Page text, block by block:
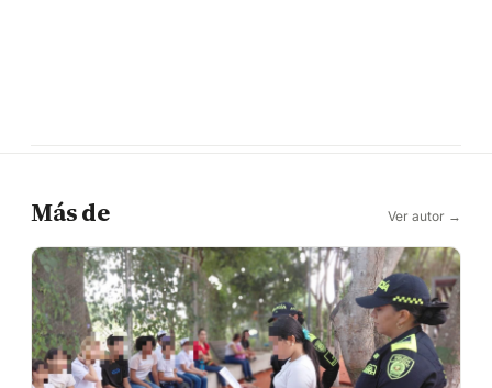
Más de Ver autor →